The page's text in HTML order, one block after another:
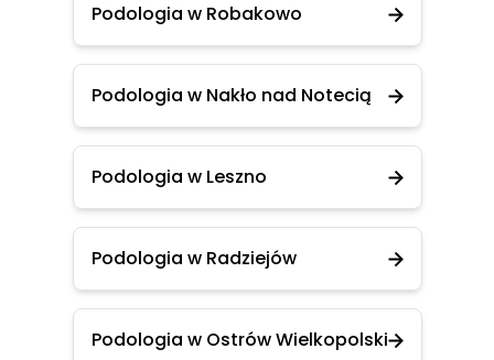
Podologia w Robakowo
Podologia w Nakło nad Notecią
Podologia w Leszno
Podologia w Radziejów
Podologia w Ostrów Wielkopolski